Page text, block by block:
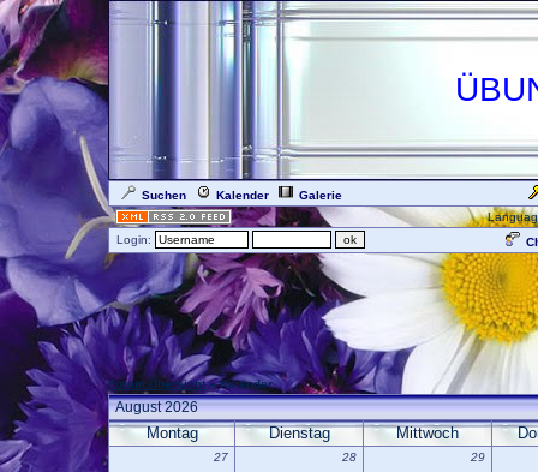
Suchen Kalender
Galerie
Login:
Forum Übersicht» Kalender
August 2026
Montag Dienstag Mittwoch
27 28 29